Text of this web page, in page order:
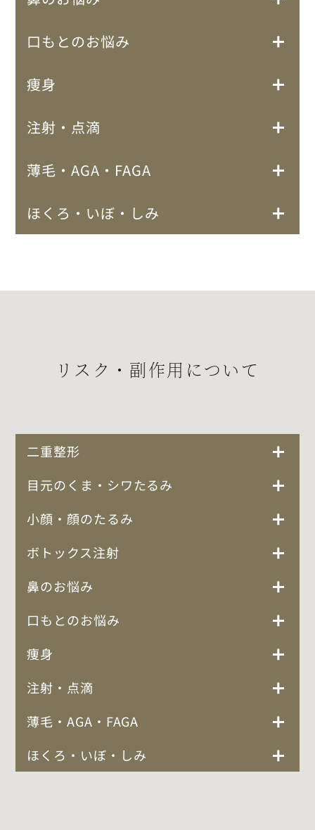
口もとのお悩み
痩身
注射・点滴
薄毛・AGA・FAGA
ほくろ・いぼ・しみ
リスク・副作用について
二重整形
目元のくま・シワたるみ
小顔・顔のたるみ
ボトックス注射
鼻のお悩み
口もとのお悩み
痩身
注射・点滴
薄毛・AGA・FAGA
ほくろ・いぼ・しみ